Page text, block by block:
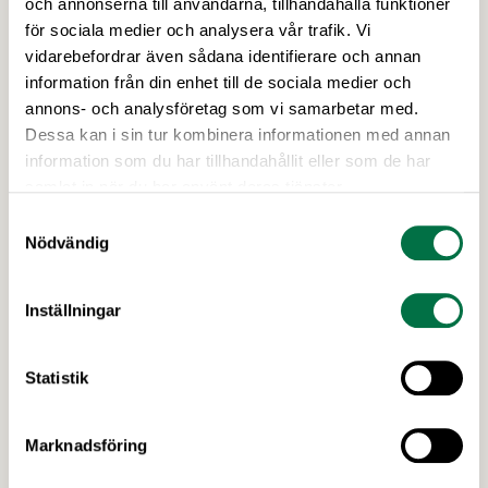
och annonserna till användarna, tillhandahålla funktioner
för sociala medier och analysera vår trafik. Vi
vidarebefordrar även sådana identifierare och annan
information från din enhet till de sociala medier och
annons- och analysföretag som vi samarbetar med.
Dessa kan i sin tur kombinera informationen med annan
information som du har tillhandahållit eller som de har
Nödvändig
Inställningar
Statistik
Marknadsföring
Välkommen på Livsmedelsföretagens
Arbetsgivarträffar i april!
I vår tecknar vi på Livsmedelsföretagen nya
kollektivavtal med Livsmedelsarbetareförbundet,
Unionen och Sveriges Ingenjörer som gäller från
kollektivavtalen och ni som deltar har möjlighet att
Senaste nytt